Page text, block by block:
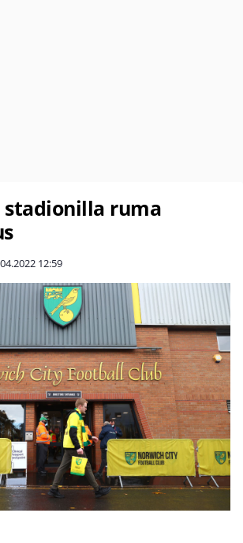
ruma
12:59